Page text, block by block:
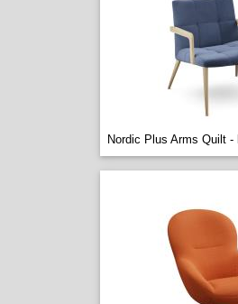
Nordic Plus Arms Quilt -